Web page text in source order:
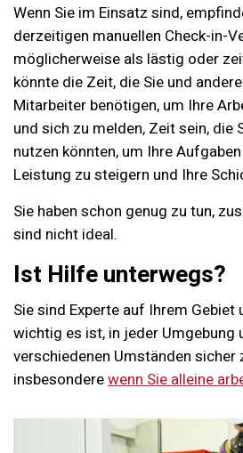
Wenn Sie im Einsatz sind,
derzeitigen manuellen Check-in-
möglicherweise als lästig oder
könnte die Zeit, die Sie und
Mitarbeiter benötigen, um Ihre
und sich zu melden, Zeit sein, die
nutzen könnten, um Ihre
Leistung zu steigern und Ihre
Sie haben schon genug zu tun,
sind nicht ideal.
Ist Hilfe unterwegs?
Sie sind Experte auf Ihrem Gebiet
wichtig es ist, in jeder Umgebung
verschiedenen Umständen sicher
insbesonderewenn Sie alleine